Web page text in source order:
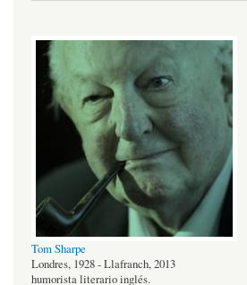
Tom Sharpe
Londres, 1928 - Llafranch, 2013
humorista literario inglés.